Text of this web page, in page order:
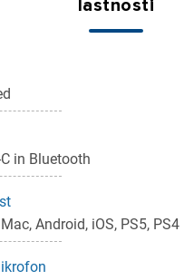
lastnosti
in Bluetooth
Android, iOS, PS5, PS4
na seznam želja morate biti